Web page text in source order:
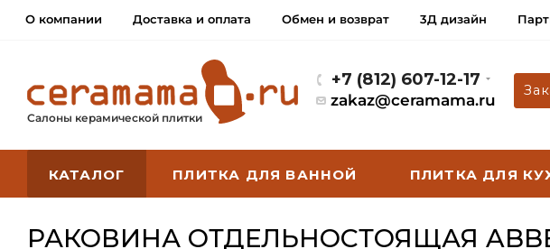
О компании Доставка и оплата Обмен и возврат 3Д дизайн
Салоны керамической плитки
+7 (812) 607-12-17
zakaz@ceramama.ru
КАТАЛОГ ПЛИТКА ДЛЯ ВАННОЙ ПЛИТКА ДЛЯ
РАКОВИНА ОТДЕЛЬНОСТОЯЩАЯ